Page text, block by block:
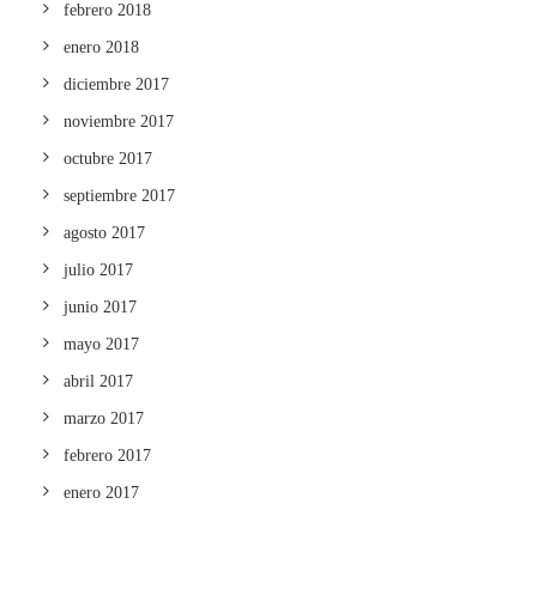
febrero 2018
enero 2018
diciembre 2017
noviembre 2017
octubre 2017
septiembre 2017
agosto 2017
julio 2017
junio 2017
mayo 2017
abril 2017
marzo 2017
febrero 2017
enero 2017